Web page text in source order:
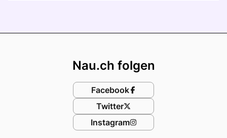
Nau.ch folgen
Facebook
Twitter
Instagram